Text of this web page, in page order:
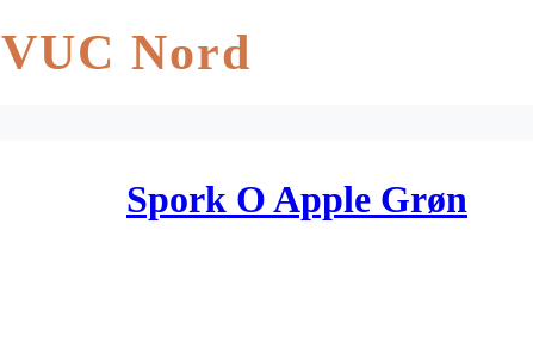
VUC Nord
Spork O Apple Grøn